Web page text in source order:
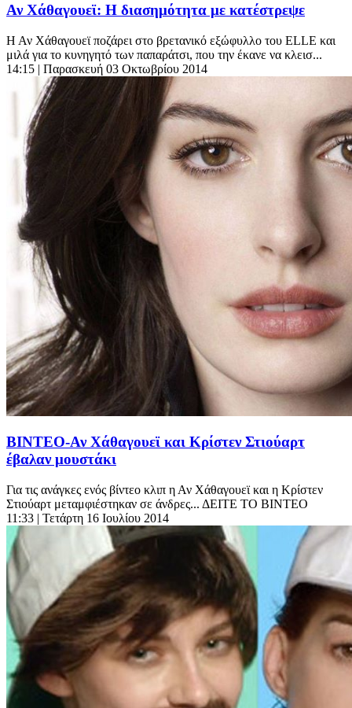
Αν Χάθαγουεϊ: Η διασημότητα με κατέστρεψε
Η Αν Χάθαγουεϊ ποζάρει στο βρετανικό εξώφυλλο του ELLE και
μιλά για το κυνηγητό των παπαράτσι, που την έκανε να κλεισ...
14:15 | Παρασκευή 03 Οκτωβρίου 2014
ΒΙΝΤΕΟ-Αν Χάθαγουεϊ και Κρίστεν Στιούαρτ
έβαλαν μουστάκι
Για τις ανάγκες ενός βίντεο κλιπ η Αν Χάθαγουεϊ και η Κρίστεν
Στιούαρτ μεταμφιέστηκαν σε άνδρες... ΔΕΙΤΕ ΤΟ ΒΙΝΤΕΟ
11:33 | Τετάρτη 16 Ιουλίου 2014